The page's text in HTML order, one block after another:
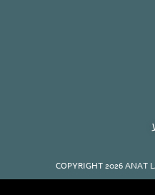
COPYRIGHT 2026 ANAT